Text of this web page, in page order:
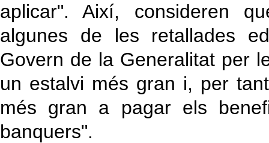
aplicar". Així, consideren
algunes de les retallades
Govern de la Generalitat per
un estalvi més gran i, per
més gran a pagar els
banquers".